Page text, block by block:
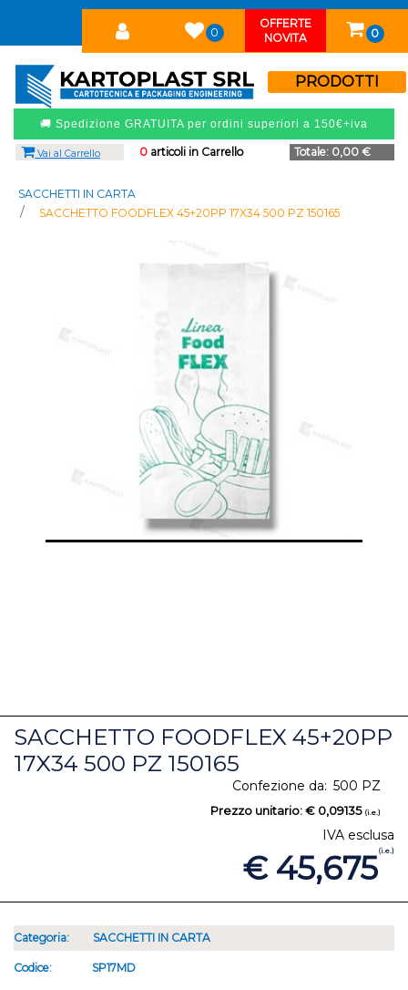
0
OFFERTE
NOVITA
0
PRODOTTI
🚚 Spedizione GRATUITA per ordini superiori a 150€+iva
0articoli in Carrello Totale: 0,00 €
Vai al Carrello
SACCHETTI IN CARTA
SACCHETTO FOODFLEX 45+20PP 17X34 500 PZ 150165
SACCHETTO FOODFLEX 45+20PP
17X34 500 PZ 150165
Confezione da: 500 PZ
Prezzo unitario:€ 0,09135 (i.e.)
IVA esclusa
€ 45,675(i.e.)
Categoria: SACCHETTI IN CARTA
Codice: SP17MD